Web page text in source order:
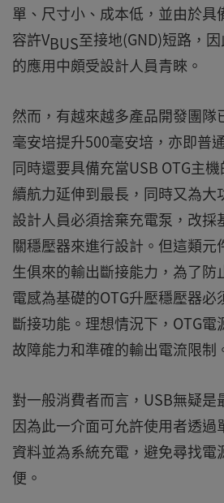
單、尺寸小、成本低，並由於具
容許VBUS至接地(GND)短路，
的應用中頗受設計人員青睞。
然而，有越來越多產品開發團隊
毫安培提升500毫安培，亦即普
同時還要具備充當USB OTG主
續航力延伸到最長，同時又為大
設計人員必須捨棄充電泵，改採
關穩壓器來進行設計。但這類元
生俱來的輸出斷接能力，為了防
電感為基礎的OTG升壓穩壓器必
斷接功能。理想情況下，OTG
故障能力和準確的輸出電流限制
對一般消費者而言，USB無疑是
因為此一介面可允許使用者透過
資料並為系統充電，避免尋找電
便。